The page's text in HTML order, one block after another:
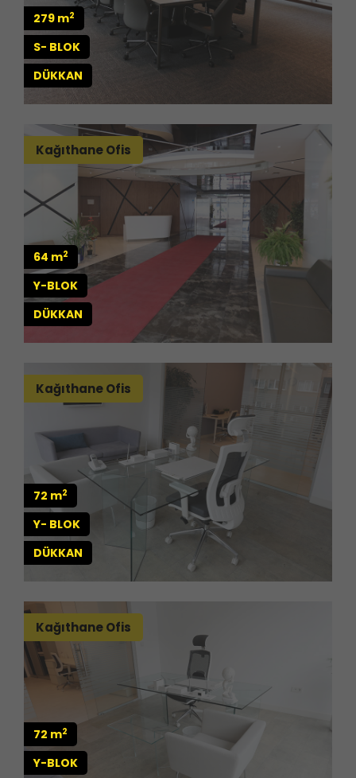
279 m2
S- BLOK
DÜKKAN
Kağıthane Ofis
64 m2
Y-BLOK
DÜKKAN
Kağıthane Ofis
72 m2
Y- BLOK
DÜKKAN
Kağıthane Ofis
72 m2
Y-BLOK